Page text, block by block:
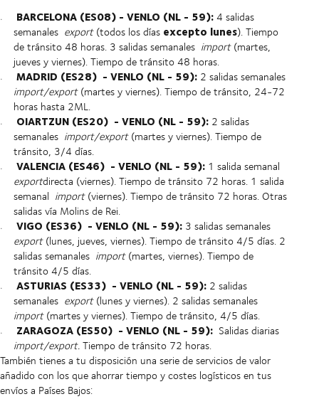
BARCELONA (ES08) - VENLO (NL - 59):4 salidas
semanales export(todos los días excepto lunes). Tiempo
de tránsito 48 horas. 3 salidas semanales import(martes,
jueves y viernes). Tiempo de tránsito 48 horas.
MADRID (ES28) - VENLO (NL - 59): 2 salidas semanales
import/export(martes y viernes). Tiempo de tránsito, 24-72
horas hasta 2ML.
OIARTZUN (ES20) - VENLO (NL - 59): 2 salidas
semanales import/export(martes y viernes). Tiempo de
tránsito, 3/4 días.
VALENCIA (ES46) - VENLO (NL - 59): 1 salida semanal
exportdirecta (viernes). Tiempo de tránsito 72 horas. 1 salida
semanal import(viernes). Tiempo de tránsito 72 horas. Otras
salidas vía Molins de Rei.
VIGO (ES36) - VENLO (NL - 59): 3 salidas semanales
export(lunes, jueves, viernes). Tiempo de tránsito 4/5 días. 2
salidas semanales import(martes, viernes). Tiempo de
tránsito 4/5 días.
ASTURIAS (ES33) - VENLO (NL - 59): 2 salidas
semanales export(lunes y viernes). 2 salidas semanales
import(martes y viernes). Tiempo de tránsito, 4/5 días.
ZARAGOZA (ES50) - VENLO (NL - 59): Salidas diarias
import/export.Tiempo de tránsito 72 horas.
También tienes a tu disposición una serie de servicios de valor
añadido con los que ahorrar tiempo y costes logísticos en tus
envíos a Países Bajos: